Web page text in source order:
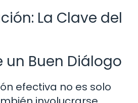
La Clave del
un Buen Diálogo
efectiva no es solo